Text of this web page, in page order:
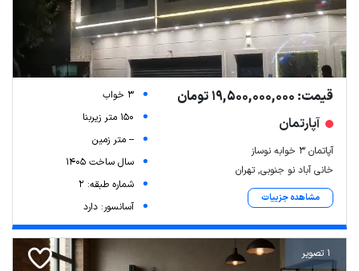
قیمت: 19,500,000,000 تومان
آپارتمان
آپاتمان 3 خوابه نوساز
خانی آباد نو جنوبی, تهران
مشاهده جزییات
3 خواب
150 متر زیربنا
-- متر زمین
سال ساخت 1405
شماره طبقه: 2
آسانسور: دارد
1 تصویر